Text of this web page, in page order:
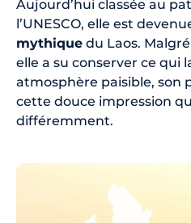
Aujourd’hui classée au
l’UNESCO, elle est
mythique du Laos.
elle a su conserver ce qui
atmosphère paisible, son
cette douce impression
différemment.